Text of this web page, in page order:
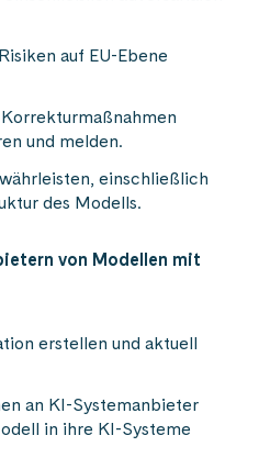
auf EU-Ebene
und melden.
einschließlich
des Modells.
von Modellen mit
erstellen und aktuell
an KI-Systemanbieter
in ihre KI-Systeme